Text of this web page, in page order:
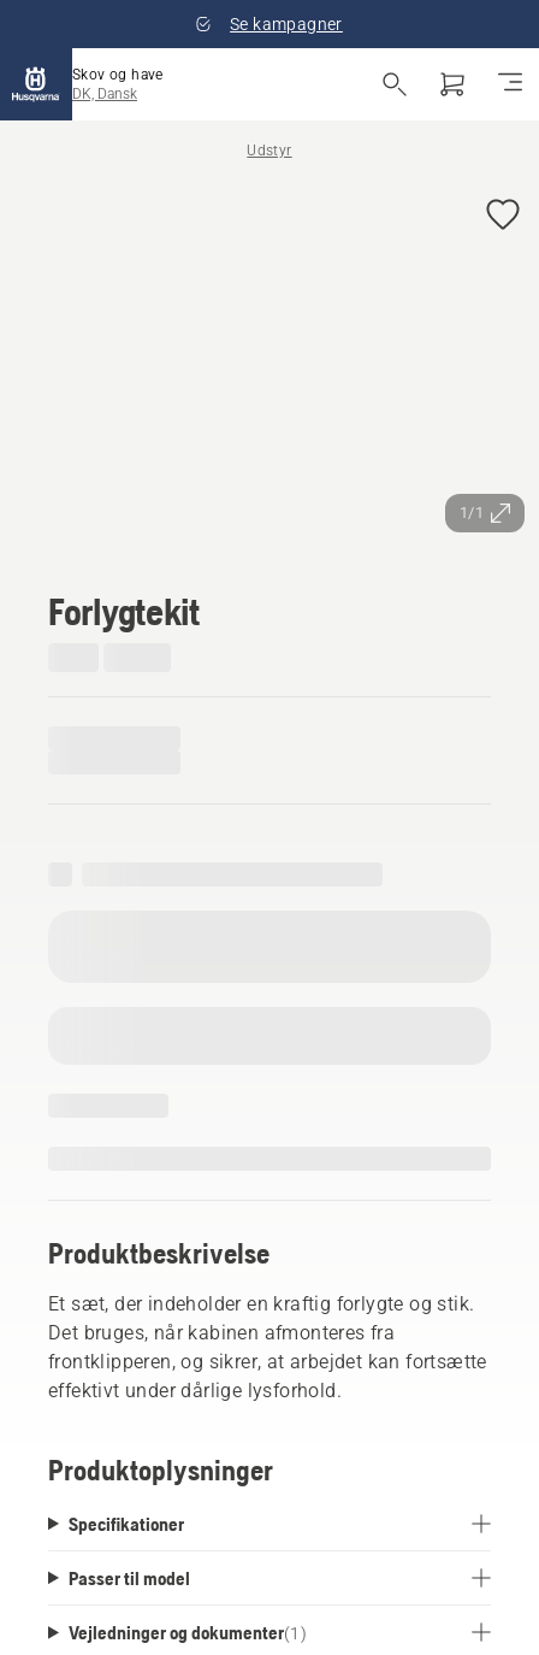
Se kampagner
Skov og have
DK, Dansk
Udstyr
1/1
Forlygtekit
Produktbeskrivelse
Et sæt, der indeholder en kraftig forlygte og stik.
Det bruges, når kabinen afmonteres fra
frontklipperen, og sikrer, at arbejdet kan fortsætte
effektivt under dårlige lysforhold.
Produktoplysninger
Specifikationer
Passer til model
Vejledninger og dokumenter(1 )